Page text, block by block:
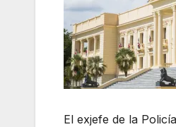
El exjefe de la